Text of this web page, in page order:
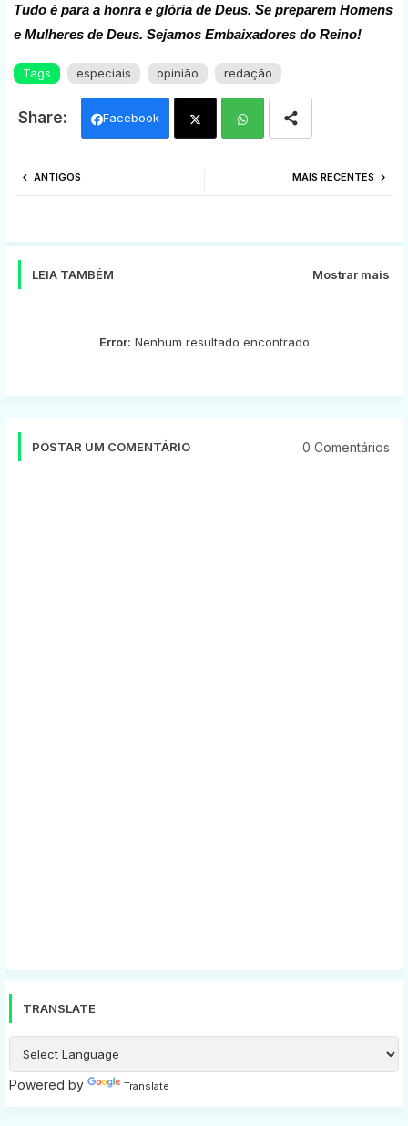
Tudo é para a honra e glória de Deus. Se preparem Homens
e Mulheres de Deus. Sejamos Embaixadores do Reino!
Tags especiais opinião redação
Facebook
MAIS RECENTES
ANTIGOS
LEIA TAMBÉM Mostrar mais
Error: Nenhum resultado encontrado
POSTAR UM COMENTÁRIO 0 Comentários
TRANSLATE
Powered by Translate